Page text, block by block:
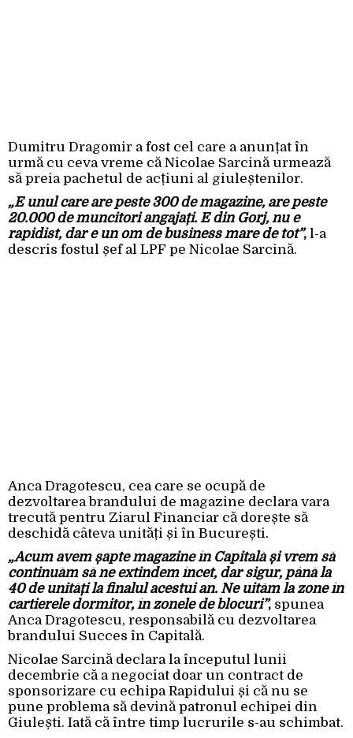
Dumitru Dragomir a fost cel care a anunțat în
urmă cu ceva vreme că Nicolae Sarcină urmează
să preia pachetul de acțiuni al giuleștenilor.
„E unul care are peste 300 de magazine, are peste
20.000 de muncitori angajați. E din Gorj, nu e
rapidist, dar e un om de business mare de tot”, l-a
descris fostul șef al LPF pe Nicolae Sarcină.
Anca Dragotescu, cea care se ocupă de
dezvoltarea brandului de magazine declara vara
trecută pentru Ziarul Financiar că dorește să
deschidă câteva unități și în București.
„Acum avem șapte magazine în Capitală și vrem să
continuăm să ne extindem încet, dar sigur, până la
40 de unități la finalul acestui an. Ne uităm la zone în
cartierele dormitor, în zonele de blocuri”, spunea
Anca Dragotescu, responsabilă cu dezvoltarea
brandului Succes în Capitală.
Nicolae Sarcină declara la începutul lunii
decembrie că a negociat doar un contract de
sponsorizare cu echipa Rapidului și că nu se
pune problema să devină patronul echipei din
Giulești. Iată că între timp lucrurile s-au schimbat.